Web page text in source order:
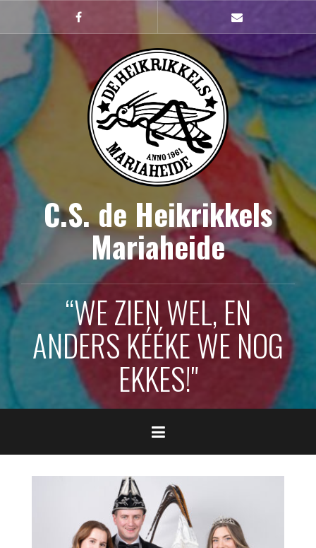
inhoud
Facebook mailto
C.S. de Heikrikkels
Mariaheide
“WE ZIEN WEL, EN
ANDERS KÉÉKE WE NOG
EKKES!"